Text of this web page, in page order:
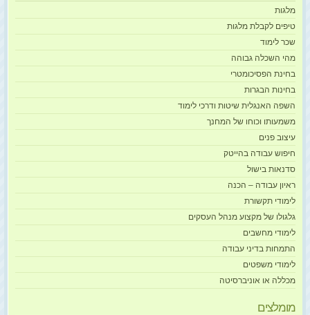
מלגות
טיפים לקבלת מלגות
שכר לימוד
מהי השכלה גבוהה
בחינת הפסיכומטרי
בחינות הבגרות
השפה האנגלית שיטות ודרכי לימוד
משמעותו וכוחו של המחנך
עיצוב פנים
חיפוש עבודה בהייטק
סדנאות בישול
ראיון עבודה – הכנה
לימודי תקשורת
גלגולו של מקצוע מנהל העסקים
לימודי מחשבים
התמחות בדיני עבודה
לימודי משפטים
מכללה או אוניברסיטה
מומלצים